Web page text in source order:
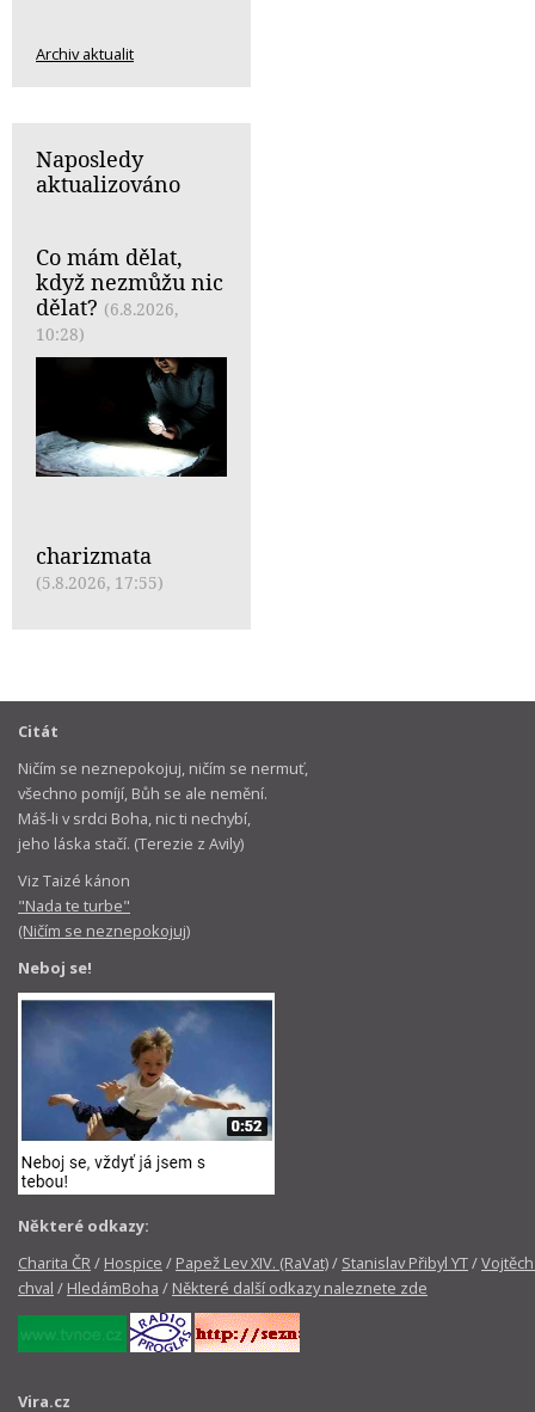
Archiv aktualit
Naposledy
aktualizováno
Co mám dělat,
když nezmůžu nic
dělat? (6.8.2026,
10:28)
charizmata
(5.8.2026, 17:55)
Citát
Ničím se neznepokojuj, ničím se nermuť,
všechno pomíjí, Bůh se ale nemění.
Máš-li v srdci Boha, nic ti nechybí,
jeho láska stačí. (Terezie z Avily)
Viz Taizé kánon
"Nada te turbe"
(Ničím se neznepokojuj)
Neboj se!
Některé odkazy:
Charita ČR/ Hospice / Papež Lev XIV. (RaVat)/ Stanislav Přibyl YT/
chval / HledámBoha / Některé další odkazy naleznete zde
Vira.cz